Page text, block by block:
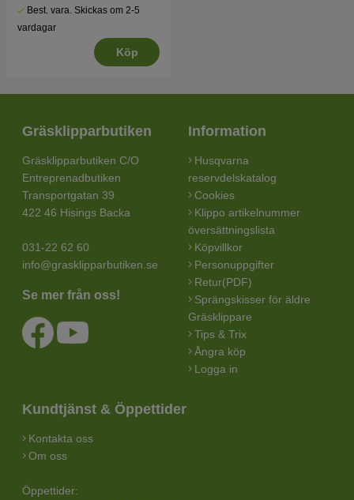
Best. vara. Skickas om 2-5
vardagar
Köp
Gräsklipparbutiken
Gräsklipparbutiken C/O
Entreprenadbutiken
Transportgatan 39
422 46 Hisings Backa
031-22 62 60
info@grasklipparbutiken.se
Se mer från oss!
Information
Husqvarna
reservdelskatalog
Cookies
Klippo artikelnummer
översättningslista
Köpvillkor
Personuppgifter
Retur(PDF)
Sprängskisser för äldre
Gräsklippare
Tips & Trix
Ångra köp
Logga in
Kundtjänst & Öppettider
Kontakta oss
Om oss
Öppettider: